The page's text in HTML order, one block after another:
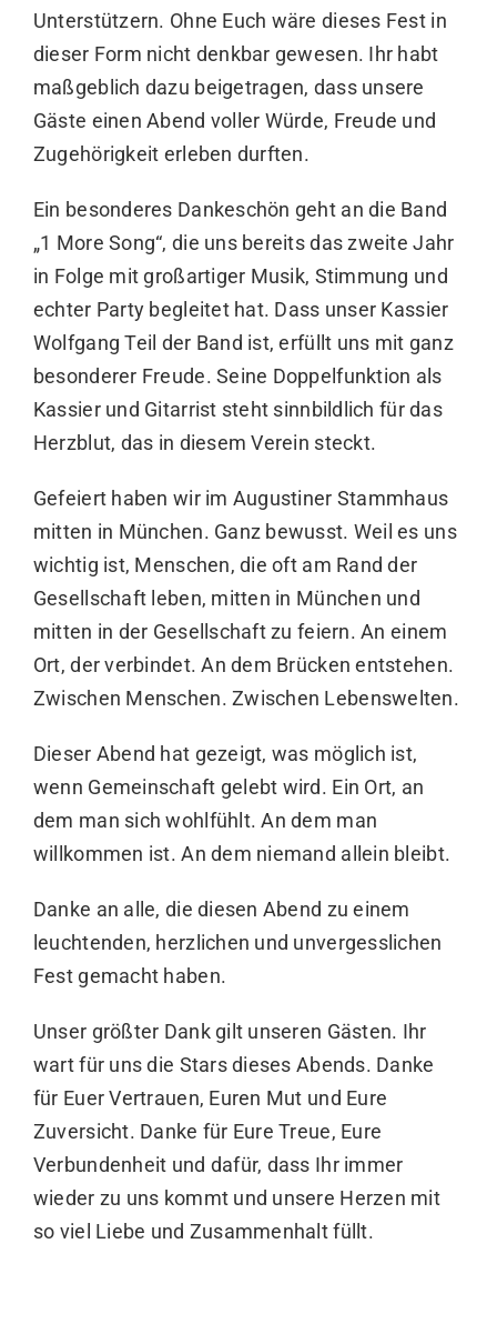
Unterstützern. Ohne Euch wäre dieses Fest in
dieser Form nicht denkbar gewesen. Ihr habt
maßgeblich dazu beigetragen, dass unsere
Gäste einen Abend voller Würde, Freude und
Zugehörigkeit erleben durften.
Ein besonderes Dankeschön geht an die Band
„1 More Song“, die uns bereits das zweite Jahr
in Folge mit großartiger Musik, Stimmung und
echter Party begleitet hat. Dass unser Kassier
Wolfgang Teil der Band ist, erfüllt uns mit ganz
besonderer Freude. Seine Doppelfunktion als
Kassier und Gitarrist steht sinnbildlich für das
Herzblut, das in diesem Verein steckt.
Gefeiert haben wir im Augustiner Stammhaus
mitten in München. Ganz bewusst. Weil es uns
wichtig ist, Menschen, die oft am Rand der
Gesellschaft leben, mitten in München und
mitten in der Gesellschaft zu feiern. An einem
Ort, der verbindet. An dem Brücken entstehen.
Zwischen Menschen. Zwischen Lebenswelten.
Dieser Abend hat gezeigt, was möglich ist,
wenn Gemeinschaft gelebt wird. Ein Ort, an
dem man sich wohlfühlt. An dem man
willkommen ist. An dem niemand allein bleibt.
Danke an alle, die diesen Abend zu einem
leuchtenden, herzlichen und unvergesslichen
Fest gemacht haben.
Unser größter Dank gilt unseren Gästen. Ihr
wart für uns die Stars dieses Abends. Danke
für Euer Vertrauen, Euren Mut und Eure
Zuversicht. Danke für Eure Treue, Eure
Verbundenheit und dafür, dass Ihr immer
wieder zu uns kommt und unsere Herzen mit
so viel Liebe und Zusammenhalt füllt.